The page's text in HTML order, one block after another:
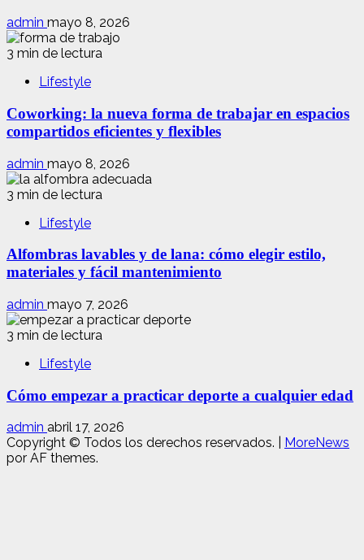
admin mayo 8, 2026
3 min de lectura
Lifestyle
Coworking: la nueva forma de trabajar en espacios
compartidos eficientes y flexibles
admin mayo 8, 2026
3 min de lectura
Lifestyle
Alfombras lavables y de lana: cómo elegir estilo,
materiales y fácil mantenimiento
admin mayo 7, 2026
3 min de lectura
Lifestyle
Cómo empezar a practicar deporte a cualquier edad
admin abril 17, 2026
Copyright © Todos los derechos reservados.
MoreNews
por AF themes.